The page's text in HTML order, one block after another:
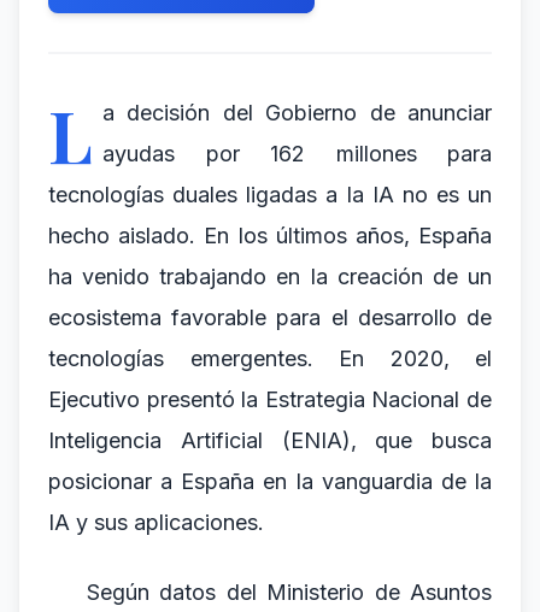
L a decisión del Gobierno de anunciar
ayudas por 162 millones para
tecnologías duales ligadas a la IA no es un
hecho aislado. En los últimos años, España
ha venido trabajando en la creación de un
ecosistema favorable para el desarrollo de
tecnologías emergentes. En 2020, el
Ejecutivo presentó la Estrategia Nacional de
Inteligencia Artificial (ENIA), que busca
posicionar a España en la vanguardia de la
IA y sus aplicaciones.
Según datos del Ministerio de Asuntos